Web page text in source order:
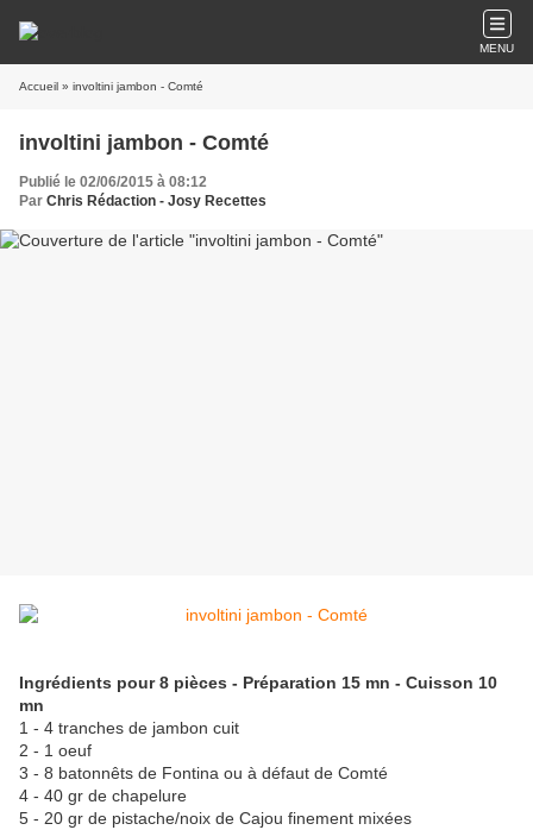
MENU
Accueil » involtini jambon - Comté
involtini jambon - Comté
Publié le 02/06/2015 à 08:12
Par Chris Rédaction - Josy Recettes
Ingrédients pour 8 pièces - Préparation 15 mn - Cuisson 10
mn
1 - 4 tranches de jambon cuit
2 - 1 oeuf
3 - 8 batonnêts de Fontina ou à défaut de Comté
4 - 40 gr de chapelure
5 - 20 gr de pistache/noix de Cajou finement mixées